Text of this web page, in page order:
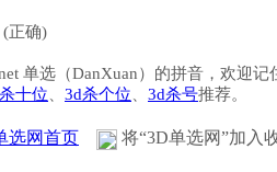
(正确)
单选（DanXuan）的拼音，欢迎记
十位 3d杀个位 3d杀号推荐。
选网首页 将“3D单选网”加入